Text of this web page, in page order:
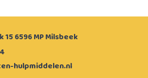
hulpmiddelen.nl
6596 MP Milsbeek